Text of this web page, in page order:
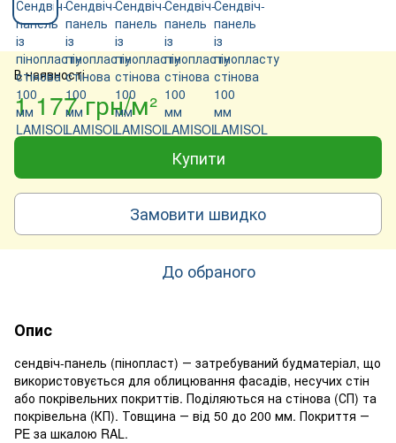
В наявності
1 177 грн/м²
Купити
Замовити швидко
До обраного
Опис
сендвіч-панель (пінопласт) ― затребуваний будматеріал, що
використовується для облицювання фасадів, несучих стін
або покрівельних покриттів. Поділяються на стінова (СП) та
покрівельна (КП). Товщина ― від 50 до 200 мм. Покриття ―
PE за шкалою RAL.